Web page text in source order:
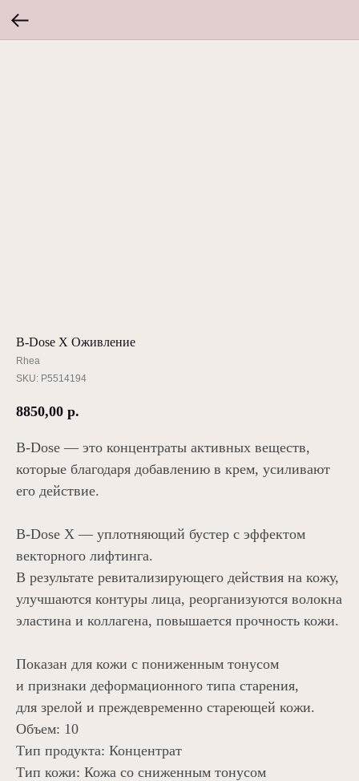
B-Dose X Оживление
Rhea
SKU: P5514194
8850,00 р.
B-Dose — это концентраты активных веществ,
которые благодаря добавлению в крем, усиливают
его действие.
B-Dose X — уплотняющий бустер с эффектом
векторного лифтинга.
В результате ревитализирующего действия на кожу,
улучшаются контуры лица, реорганизуются волокна
эластина и коллагена, повышается прочность кожи.
Показан для кожи с пониженным тонусом
и признаки деформационного типа старения,
для зрелой и преждевременно стареющей кожи.
Объем: 10
Тип продукта: Концентрат
Тип кожи: Кожа со сниженным тонусом